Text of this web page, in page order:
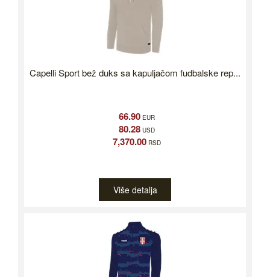
Capelli Sport bež duks sa kapuljačom fudbalske rep...
66.90EUR
80.28USD
7,370.00RSD
Više detalja